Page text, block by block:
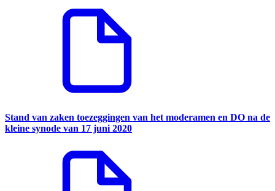
Stand van zaken toezeggingen van het moderamen en DO na de
kleine synode van 17 juni 2020